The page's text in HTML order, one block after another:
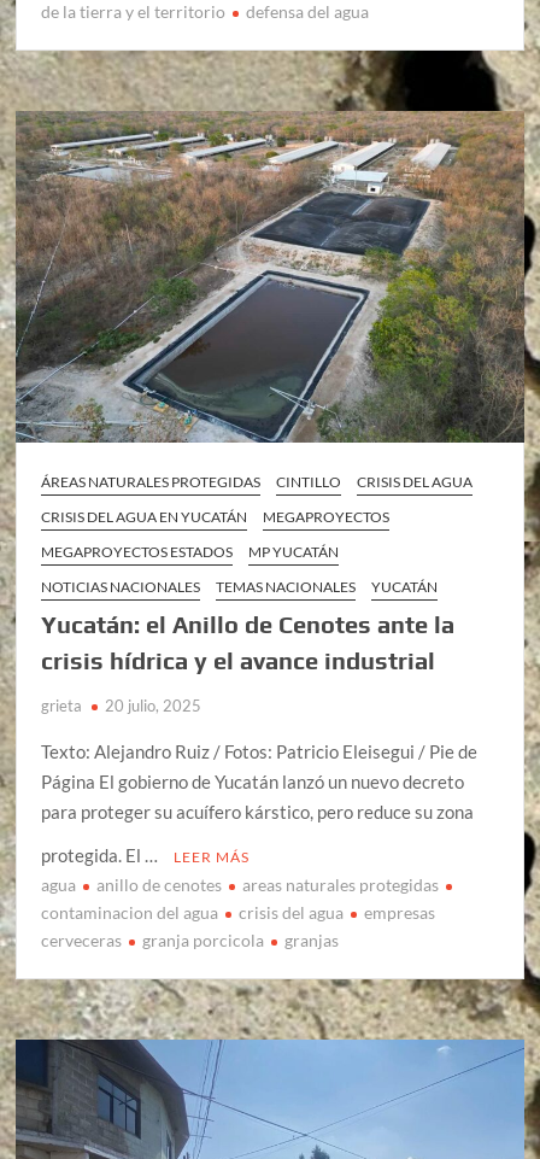
de la tierra y el territorio
defensa del agua
ÁREAS NATURALES PROTEGIDAS CINTILLO
CRISIS DEL AGUA
CRISIS DEL AGUA EN YUCATÁN
MEGAPROYECTOS
MEGAPROYECTOS ESTADOS
MP YUCATÁN
NOTICIAS NACIONALES
TEMAS NACIONALES YUCATÁN
Yucatán: el Anillo de Cenotes ante la
crisis hídrica y el avance industrial
grieta 20 julio, 2025
Texto: Alejandro Ruiz / Fotos: Patricio Eleisegui / Pie de
Página El gobierno de Yucatán lanzó un nuevo decreto
para proteger su acuífero kárstico, pero reduce su zona
protegida. El …
LEER MÁS
agua anillo de cenotes
areas naturales protegidas
contaminacion del agua
crisis del agua
empresas
cerveceras
granja porcicola granjas